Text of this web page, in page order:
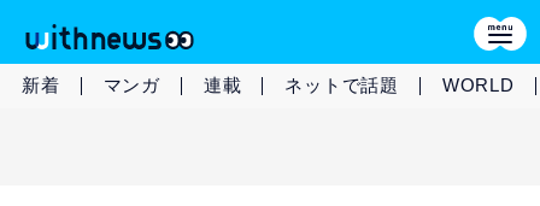
新着 マンガ 連載 ネットで話題 WORLD